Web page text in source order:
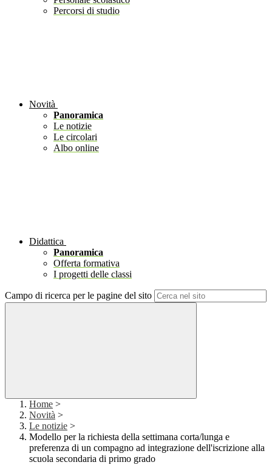
Percorsi di studio
Novità
Panoramica
Le notizie
Le circolari
Albo online
Didattica
Panoramica
Offerta formativa
I progetti delle classi
Campo di ricerca per le pagine del sito
Home >
Novità >
Le notizie >
Modello per la richiesta della settimana corta/lunga e
preferenza di un compagno ad integrazione dell'iscrizione alla
scuola secondaria di primo grado